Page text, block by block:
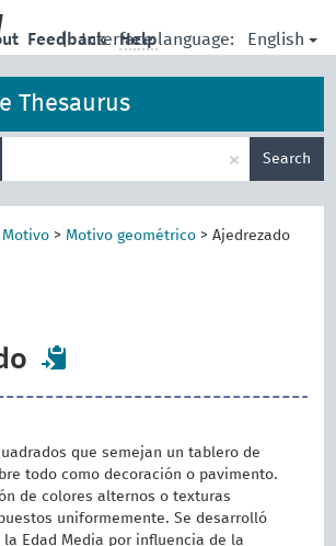
| Interface language: English
Feedback Help
Thesaurus
× Search
Motivo > Motivo geométrico >Ajedrezado
que semejan un tablero de
todo como decoración o pavimento.
de colores alternos o texturas
uniformemente. Se desarrolló
Edad Media por influencia de la